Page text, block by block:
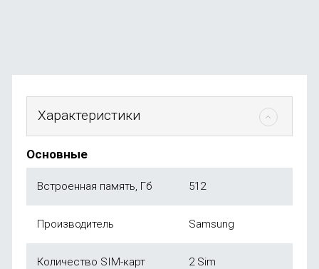
Характеристики
Основные
Встроенная память, Гб 512
Производитель Samsung
Количество SIM-карт 2 Sim